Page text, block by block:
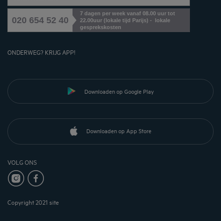
020 654 52 40
7 dagen per week vanaf 08.00 uur tot
22.00uur (lokale tijd Parijs) - lokale
gesprekskosten
ONDERWEG? KRIJG APP!
Downloaden op Google Play
Downloaden op App Store
VOLG ONS
Copyright 2021 site